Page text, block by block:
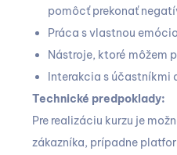
pomôcť prekonať
Práca s vlastnou
Nástroje, ktoré môžem
Interakcia s účastníkmi
Technické predpoklady:
Pre realizáciu kurzu je
zákazníka, prípadne